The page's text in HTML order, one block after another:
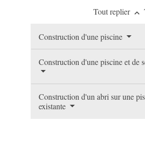
Tout replier keyboard_arrow_up
Construction d'une piscine
Construction d'une piscine et de
Construction d'un abri sur une
existante